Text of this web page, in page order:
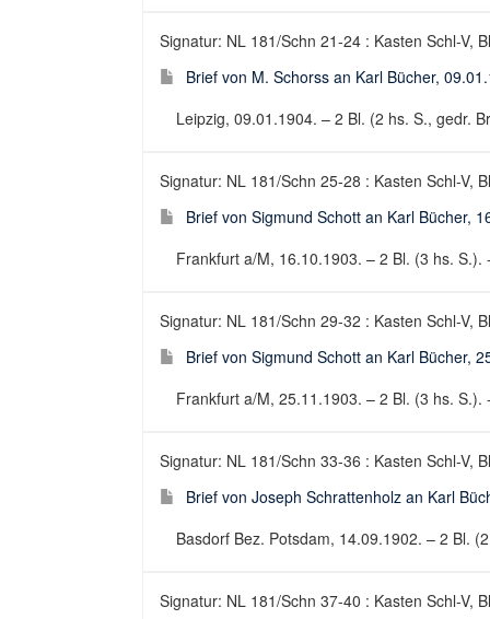
Signatur: NL 181/Schn 21-24 : Kasten Schl-V,
Brief von M. Schorss an Karl Bücher,
Leipzig, 09.01.1904. – 2 Bl. (2 hs. S., gedr.
Signatur: NL 181/Schn 25-28 : Kasten Schl-V,
Brief von Sigmund Schott an Karl Bücher,
Frankfurt a/M, 16.10.1903. – 2 Bl. (3 hs.
Signatur: NL 181/Schn 29-32 : Kasten Schl-V,
Brief von Sigmund Schott an Karl Bücher,
Frankfurt a/M, 25.11.1903. – 2 Bl. (3 hs.
Signatur: NL 181/Schn 33-36 : Kasten Schl-V,
Brief von Joseph Schrattenholz an Karl
Basdorf Bez. Potsdam, 14.09.1902. – 2 Bl.
Signatur: NL 181/Schn 37-40 : Kasten Schl-V,